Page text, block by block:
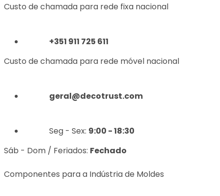
Custo de chamada para rede fixa nacional
+351 911 725 611
Custo de chamada para rede móvel nacional
geral@decotrust.com
Seg - Sex: 9:00 - 18:30
Sáb - Dom / Feriados: Fechado
Componentes para a Indústria de Moldes